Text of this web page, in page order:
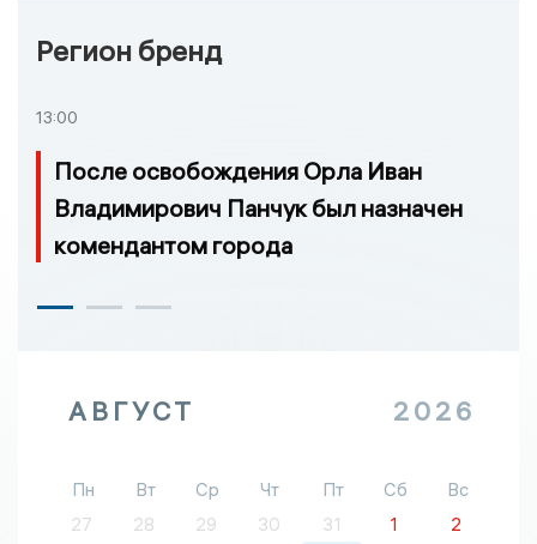
Регион бренд
13:00
После освобождения Орла Иван
Владимирович Панчук был назначен
комендантом города
АВГУСТ 2026
Пн Вт Ср Чт Пт Сб
Вс
27
28 29 30 31 1
2